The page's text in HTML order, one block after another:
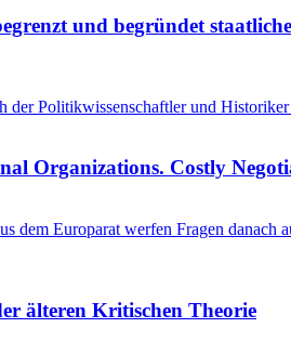
und begründet
der Politikwissenschaftler und
Organizations. Costly
Europarat werfen Fragen danach
älteren Kritischen Theorie